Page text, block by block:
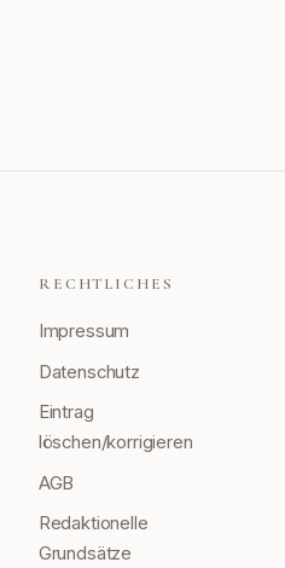
RECHTLICHES
Impressum
Datenschutz
Eintrag
löschen/korrigieren
AGB
Redaktionelle
Grundsätze